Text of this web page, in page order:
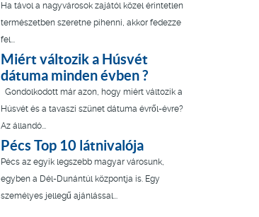
Ha távol a nagyvárosok zajától közel érintetlen
természetben szeretne pihenni, akkor fedezze
fel...
Miért változik a Húsvét
dátuma minden évben ?
Gondolkodott már azon, hogy miért változik a
Húsvét és a tavaszi szünet dátuma évről-évre?
Az állandó...
Pécs Top 10 látnivalója
Pécs az egyik legszebb magyar városunk,
egyben a Dél-Dunántúl központja is. Egy
személyes jellegű ajánlással...